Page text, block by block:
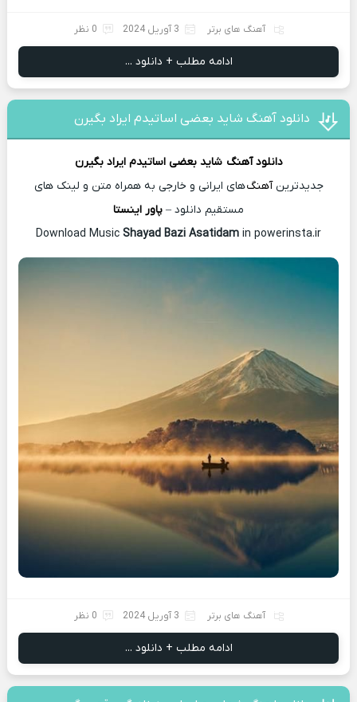
آهنگ های برتر 3 آوریل 2024 0 نظر
ادامه مطلب + دانلود ...
دانلود آهنگ شاید بعضی اساتیدم ایراد بگیرن
دانلود آهنگ شاید بعضی اساتیدم ایراد بگیرن
جدیدترینآهنگهای ایرانی و خارجی به همراه متن و لینک های
مستقیم دانلود – پاور اینستا
Download Music
Shayad Bazi Asatidam in powerinsta.ir
آهنگ های برتر 3 آوریل 2024 0 نظر
ادامه مطلب + دانلود ...